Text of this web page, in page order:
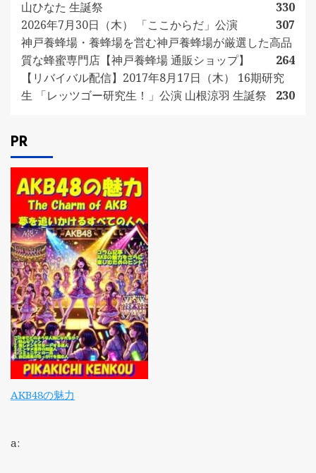
山ひなた 生誕祭
330
2026年7月30日（木） 「ここからだ」公演
307
神戸養蜂場・養蜂場を営む神戸養蜂場が厳選した高品
質な蜂蜜専門店【神戸養蜂場 通販ショップ】
264
【リバイバル配信】2017年8月17日（木） 16期研究
生 「レッツゴー研究生！」公演 山根涼羽 生誕祭
230
PR
AKB48の魅力
a: